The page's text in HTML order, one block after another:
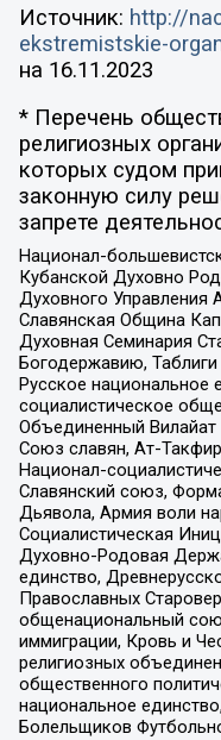
Источник: http://
ekstremistskie-
на 16.11.2023
* Перечень
религиозных
которых судом
законную силу
запрете
Национал-
Кубанской Духовно
Духовного Управления
Славянская Община
Духовная Семинария
Богодержавию,
Русское национальное
социалистическое
Объединенный
Союз славян, Ат-
Национал-
Славянский союз,
Дьявола, Армия воли
Социалистическая
Духовно-Родовая
единство,
Православных
общенациональный
иммиграции, Кровь и
религиозных
общественного
национальное
Болельщиков